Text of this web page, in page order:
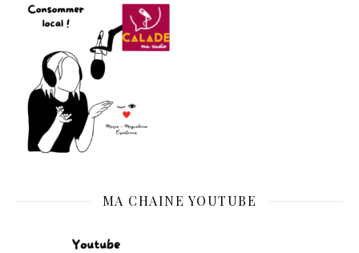
MA CHAINE YOUTUBE